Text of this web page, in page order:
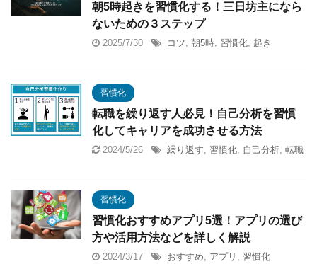
朝5時起きを習慣化する！三日坊主になら
ないための３ステップ
2025/7/30 コツ, 朝5時, 習慣化, 起き
習慣化
転職を繰り返す人必見！自己分析を習慣
化してキャリアを成功させる方法
2024/5/26 繰り返す, 習慣化, 自己分析, 転職
習慣化
習慣化おすすめアプリ5選！アプリの選び
方や活用方法などを詳しく解説
2024/3/17 おすすめ, アプリ , 習慣化